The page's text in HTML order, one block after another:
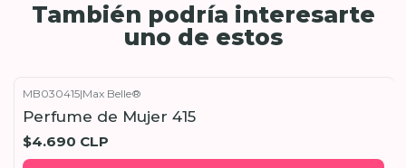
También podría interesarte
uno de estos
MB030415|Max Belle®
Perfume de Mujer 415
$4.690 CLP